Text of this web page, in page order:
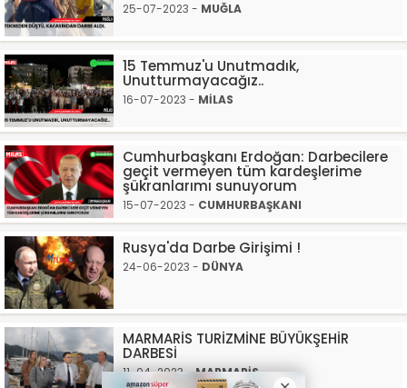
25-07-2023 - MUĞLA
15 Temmuz'u Unutmadık,
Unutturmayacağız..
16-07-2023 - MİLAS
Cumhurbaşkanı Erdoğan: Darbecilere
geçit vermeyen tüm kardeşlerime
şükranlarımı sunuyorum
15-07-2023 - CUMHURBAŞKANI
Rusya'da Darbe Girişimi !
24-06-2023 - DÜNYA
MARMARİS TURİZMİNE BÜYÜKŞEHİR
DARBESİ
11-04-2023 -MARMARİS